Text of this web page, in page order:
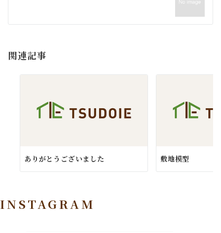
シ
ン
関連記事
ありがとうございました 敷地模型
INSTAGRAM